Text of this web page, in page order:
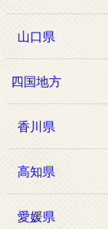
山口県
四国地方
香川県
高知県
愛媛県